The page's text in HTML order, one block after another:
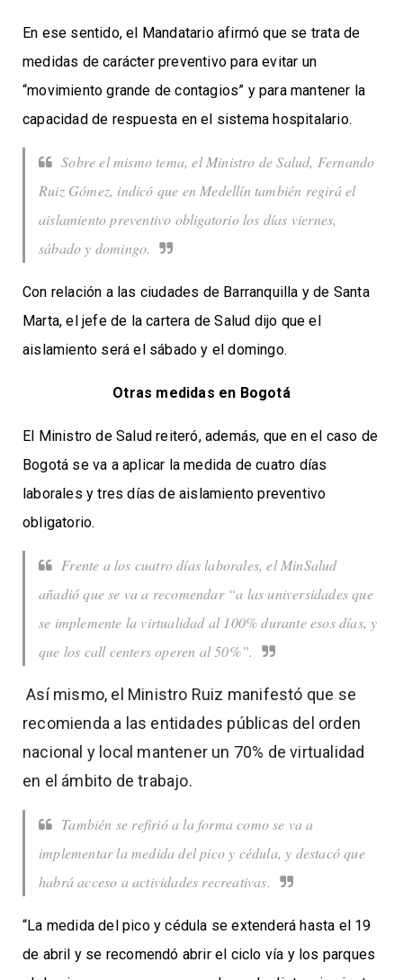
En ese sentido, el Mandatario afirmó que se trata de
medidas de carácter preventivo para evitar un
“movimiento grande de contagios” y para mantener la
capacidad de respuesta en el sistema hospitalario.
Sobre el mismo tema, el Ministro de Salud, Fernando
Ruiz Gómez, indicó que en Medellín también regirá el
aislamiento preventivo obligatorio los días viernes,
sábado y domingo.
Con relación a las ciudades de Barranquilla y de Santa
Marta, el jefe de la cartera de Salud dijo que el
aislamiento será el sábado y el domingo.
Otras medidas en Bogotá
El Ministro de Salud reiteró, además, que en el caso de
Bogotá se va a aplicar la medida de cuatro días
laborales y tres días de aislamiento preventivo
obligatorio.
Frente a los cuatro días laborales, el MinSalud
añadió que se va a recomendar “a las universidades que
se implemente la virtualidad al 100% durante esos días, y
que los call centers operen al 50%”.
Así mismo, el Ministro Ruiz manifestó que se
recomienda a las entidades públicas del orden
nacional y local mantener un 70% de virtualidad
en el ámbito de trabajo.
También se refirió a la forma como se va a
implementar la medida del pico y cédula, y destacó que
habrá acceso a actividades recreativas.
“La medida del pico y cédula se extenderá hasta el 19
de abril y se recomendó abrir el ciclo vía y los parques